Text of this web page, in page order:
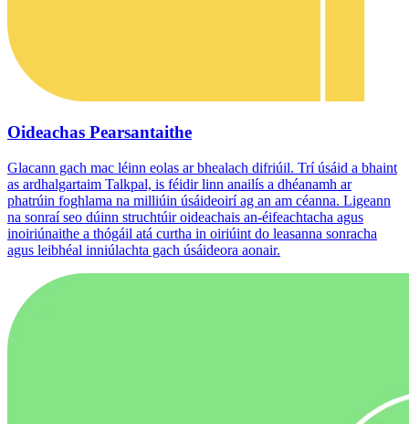
Oideachas Pearsantaithe
Glacann gach mac léinn eolas ar bhealach difriúil. Trí úsáid a bhaint
as ardhalgartaim Talkpal, is féidir linn anailís a dhéanamh ar
phatrúin foghlama na milliúin úsáideoirí ag an am céanna. Ligeann
na sonraí seo dúinn struchtúir oideachais an-éifeachtacha agus
inoiriúnaithe a thógáil atá curtha in oiriúint do leasanna sonracha
agus leibhéal inniúlachta gach úsáideora aonair.